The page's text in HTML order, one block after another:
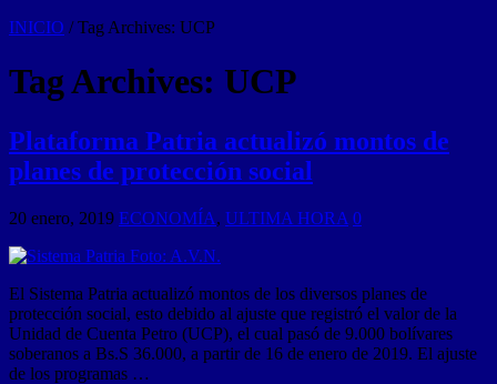
INICIO / Tag Archives: UCP
Tag Archives: UCP
Plataforma Patria actualizó montos de
planes de protección social
20 enero, 2019 ECONOMÍA, ULTIMA HORA 0
El Sistema Patria actualizó montos de los diversos planes de
protección social, esto debido al ajuste que registró el valor de la
Unidad de Cuenta Petro (UCP), el cual pasó de 9.000 bolívares
soberanos a Bs.S 36.000, a partir de 16 de enero de 2019. El ajuste
de los programas …